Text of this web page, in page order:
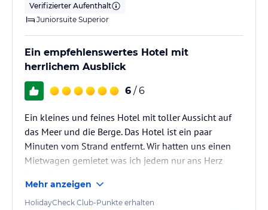
Verifizierter Aufenthalt
Juniorsuite Superior
Ein empfehlenswertes Hotel mit
herrlichem Ausblick
6 / 6
Ein kleines und feines Hotel mit toller Aussicht auf
das Meer und die Berge. Das Hotel ist ein paar
Minuten vom Strand entfernt. Wir hatten uns einen
Mietwagen gemietet was ich jedem nur ans Herz
Wir haben uns vom ersten Tag an sehr wohl gefühlt.
Mehr anzeigen
HolidayCheck Club-Punkte erhalten